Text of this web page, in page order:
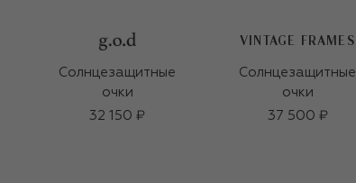
Солнцезащитные
очки
32 150 ₽
VINTAGE FRAMES
Солнцезащитные
очки
37 500 ₽